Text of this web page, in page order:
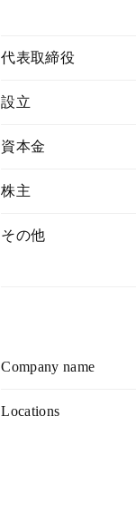
代表取締役
設立
資本金
株主
その他
Company name
Locations